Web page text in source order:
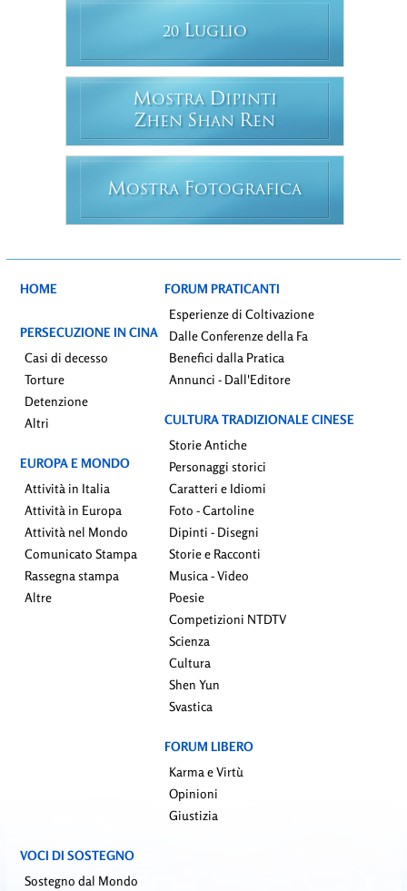
20 LUGLIO
MOSTRA DIPINTI
ZHEN SHAN REN
MOSTRA FOTOGRAFICA
HOME
PERSECUZIONE IN CINA
Casi di decesso
Torture
Detenzione
Altri
EUROPA E MONDO
Attività in Italia
Attività in Europa
Attività nel Mondo
Comunicato Stampa
Rassegna stampa
Altre
FORUM PRATICANTI
Esperienze di Coltivazione
Dalle Conferenze della Fa
Benefici dalla Pratica
Annunci - Dall'Editore
CULTURA TRADIZIONALE CINESE
Storie Antiche
Personaggi storici
Caratteri e Idiomi
Foto - Cartoline
Dipinti - Disegni
Storie e Racconti
Musica - Video
Poesie
Competizioni NTDTV
Scienza
Cultura
Shen Yun
Svastica
FORUM LIBERO
Karma e Virtù
Opinioni
Giustizia
VOCI DI SOSTEGNO
Sostegno dal Mondo